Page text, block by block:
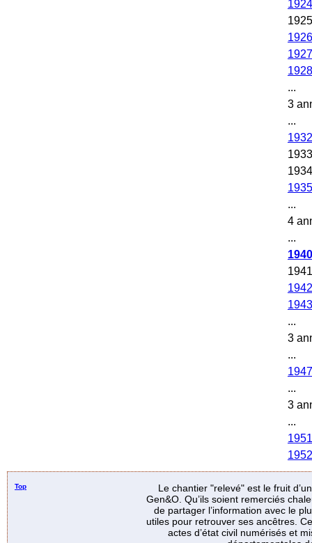
1924
1925
1926
1927
1928
...
3
...
1932
1933
1934
1935
...
4
...
1940
1941
1942
1943
...
3
...
1947
...
3
...
1951
1952
Top
Le chantier "relevé" est le fruit
Gen&O. Qu’ils soient remerciés
de partager l’information avec le
utiles pour retrouver ses ancêtres.
actes d’état civil numérisés et